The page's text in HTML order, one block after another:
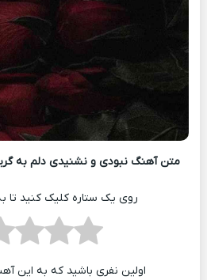
متن آهنگ نبودی و نشنیدی دلم به
روی یک ستاره کلیک کنید تا
اولین نفری باشید که به این